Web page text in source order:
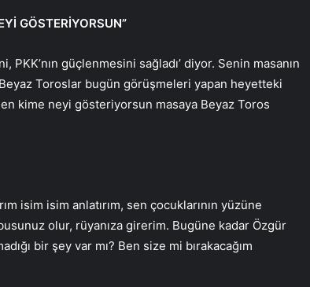
GÖSTERİYORSUN”
PKK’nın güçlenmesini sağladı’ diyor. Senin masanın
Toroslar bugün görüşmeleri yapan heyetteki
kime neyi gösteriyorsun masaya Beyaz Toros
isim isim anlatırım, sen çocuklarının yüzüne
olur, rüyanıza girerim. Bugüne kadar Özgür
bir şey var mı? Ben size mi bırakacağım